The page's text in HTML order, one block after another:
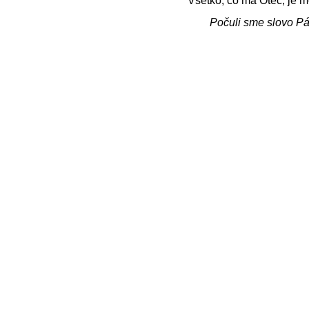
Počuli sme slovo